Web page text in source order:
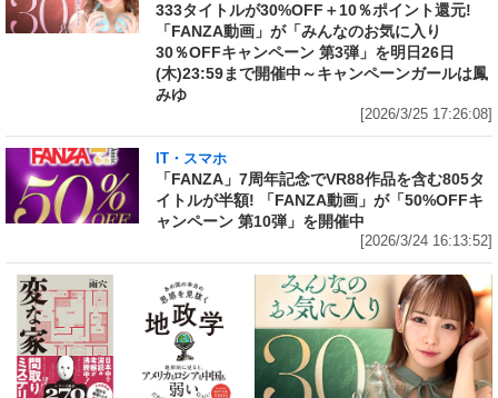
333タイトルが30%OFF＋10％ポイント還元!
「FANZA動画」が「みんなのお気に入り
30％OFFキャンペーン 第3弾」を明日26日
(木)23:59まで開催中～キャンペーンガールは鳳
みゆ
[2026/3/25 17:26:08]
IT・スマホ
「FANZA」7周年記念でVR88作品を含む805タ
イトルが半額! 「FANZA動画」が「50%OFFキ
ャンペーン 第10弾」を開催中
[2026/3/24 16:13:52]